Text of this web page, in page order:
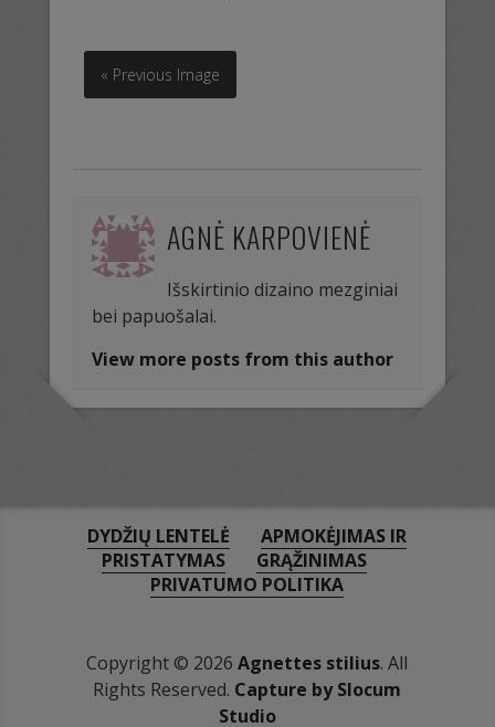
« Previous Image
AGNĖ KARPOVIENĖ
Išskirtinio dizaino mezginiai
bei papuošalai.
View more posts from this author
DYDŽIŲ LENTELĖ
APMOKĖJIMAS IR
PRISTATYMAS
GRĄŽINIMAS
PRIVATUMO POLITIKA
Copyright © 2026Agnettes stilius. All
Rights Reserved. Capture by Slocum
Studio